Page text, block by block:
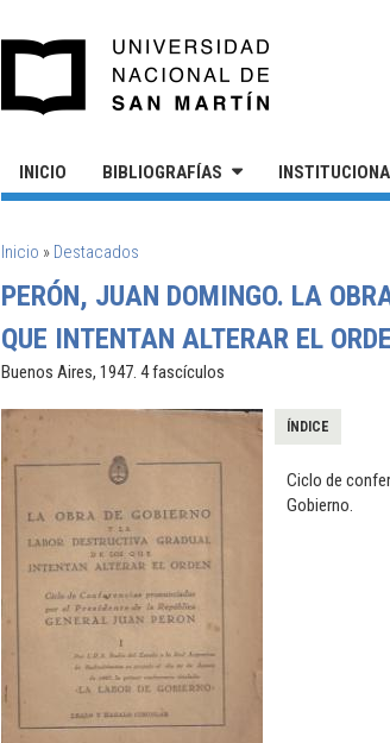
INICIO BIBLIOGRAFÍAS
SE ENCUENTRA USTED AQUÍ
Inicio » Destacados
PERÓN, JUAN DOMINGO. LA
QUE INTENTAN ALTERAR EL
Buenos Aires, 1947. 4 fascículos
ÍNDICE
Ciclo de
Gobierno.